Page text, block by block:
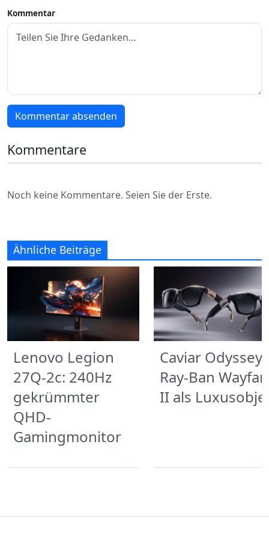
Kommentar
Kommentar absenden
Kommentare
Noch keine Kommentare. Seien Sie der Erste.
Ähnliche Beiträge
Lenovo Legion
27Q-2c: 240Hz
gekrümmter
QHD-
Gamingmonitor
Caviar Odyssey:
Ray-Ban
II als